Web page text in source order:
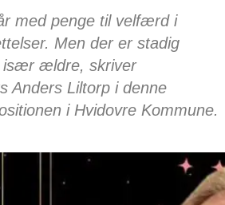
med penge til velfærd i
Men der er stadig
især ældre, skriver
Anders Liltorp i denne
i Hvidovre Kommune.